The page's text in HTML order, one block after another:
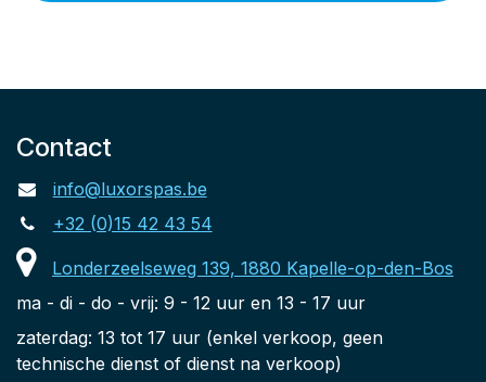
Contact
info@luxorspas.be
+32 (0)15 42 43 54
Londerzeelseweg 139, 1880 Kapelle-op-den-Bos
ma - di - do - vrij: 9 - 12 uur en 13 - 17 uur
zaterdag: 13 tot 17 uur (enkel verkoop, geen
technische dienst of dienst na verkoop)